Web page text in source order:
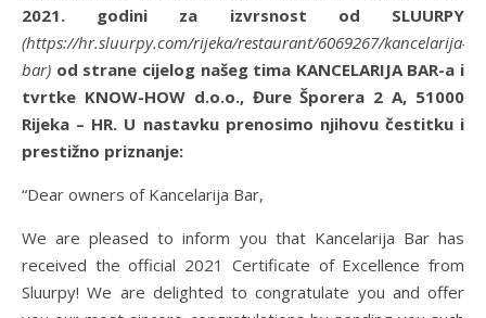
2021. godini za izvrsnost od SLUURPY
(https://hr.sluurpy.com/rijeka/restaurant/6069267/kancelarija-
bar) od strane cijelog našeg tima KANCELARIJA BAR-a i
tvrtke KNOW-HOW d.o.o., Đure Šporera 2 A, 51000
Rijeka – HR. U nastavku prenosimo njihovu čestitku i
prestižno priznanje:
“Dear owners of Kancelarija Bar,
We are pleased to inform you that Kancelarija Bar has
received the official 2021 Certificate of Excellence from
Sluurpy! We are delighted to congratulate you and offer